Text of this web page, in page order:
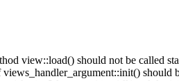
view::load() should not be called